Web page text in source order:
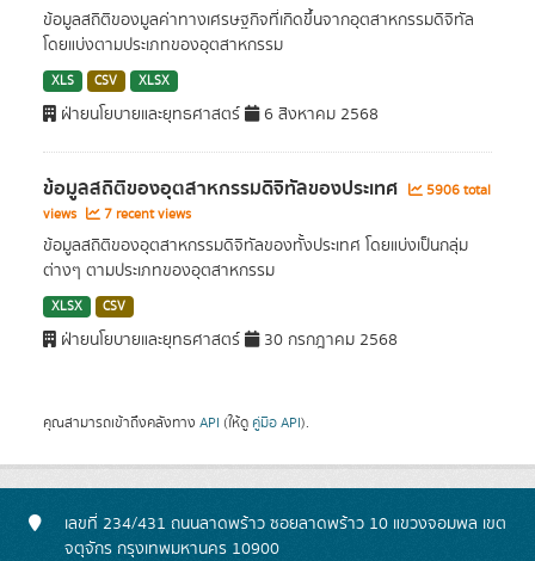
ข้อมูลสถิติของมูลค่าทางเศรษฐกิจที่เกิดขึ้นจากอุตสาหกรรมดิจิทัล
โดยแบ่งตามประเภทของอุตสาหกรรม
XLS CSV XLSX
ฝ่ายนโยบายและยุทธศาสตร์ 6 สิงหาคม 2568
ข้อมูลสถิติของอุตสาหกรรมดิจิทัลของประเทศ
5906 total
views
7 recent views
ข้อมูลสถิติของอุตสาหกรรมดิจิทัลของทั้งประเทศ โดยแบ่งเป็นกลุ่ม
ต่างๆ ตามประเภทของอุตสาหกรรม
XLSX CSV
ฝ่ายนโยบายและยุทธศาสตร์ 30 กรกฎาคม 2568
คุณสามารถเข้าถึงคลังทาง API (ให้ดู คู่มือ API).
เลขที่ 234/431 ถนนลาดพร้าว ซอยลาดพร้าว 10 แขวงจอมพล เขต
จตุจักร กรุงเทพมหานคร 10900